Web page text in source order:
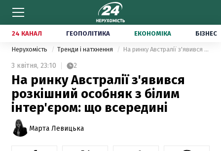
24 КАНАЛ ГЕОПОЛІТИКА ЕКОНОМІКА БІЗНЕС
Нерухомість Тренди і натхнення На ринку Австралії з'явився розкішний особняк з білим інтер'єром: що всередині
3 квітня, 23:10 2
На ринку Австралії з'явився
розкішний особняк з білим
інтер'єром: що всередині
Марта Левицька